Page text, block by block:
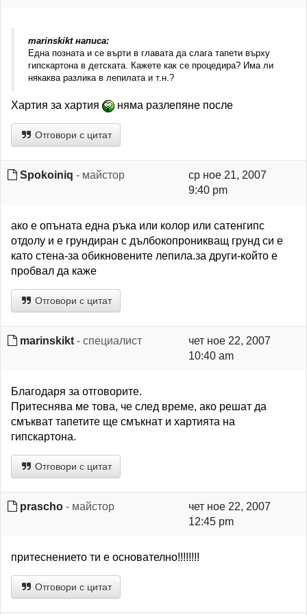
marinskikt написа:
Една позната и се върти в главата да слага тапети върху
гипскартона в детската. Кажете как се процедира? Има ли
някаква разлика в лепилата и т.н.?
Хартия за хартия няма разлепяне после
Отговори с цитат
Spokoiniq - майстор
ср ное 21, 2007
9:40 pm
ако е опъната една ръка или колор или сатенгипс
отдолу и е грундиран с дълбокопроникващ грунд си е
като стена-за обикновените лепила.за други-който е
пробвал да каже
Отговори с цитат
marinskikt - специалист
чет ное 22, 2007
10:40 am
Благодаря за отговорите.
Притеснява ме това, че след време, ако решат да
смъкват тапетите ще смъкнат и хартията на
гипскартона.
Отговори с цитат
prascho - майстор
чет ное 22, 2007
12:45 pm
притеснението ти е основателно!!!!!!!!
Отговори с цитат